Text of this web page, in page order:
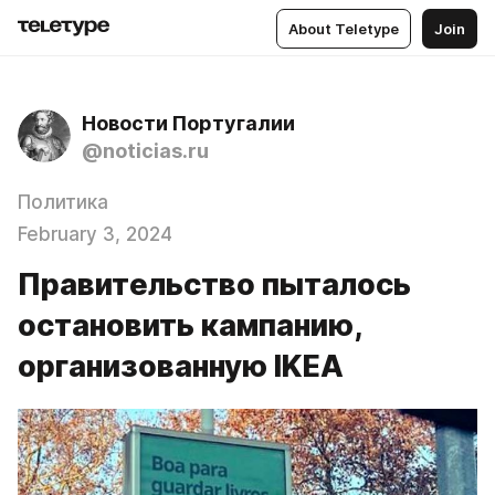
About Teletype Join
Новости Португалии
@noticias.ru
Политика
February 3, 2024
Правительство пыталось
остановить кампанию,
организованную IKEA